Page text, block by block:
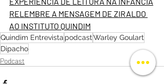
RELEMBRE A MENSAGEM DE ZIRALDO
AO INSTITUTO QUINDIM
Quindim Entrevista podcastWarley Goulart
Dipacho
Podcast